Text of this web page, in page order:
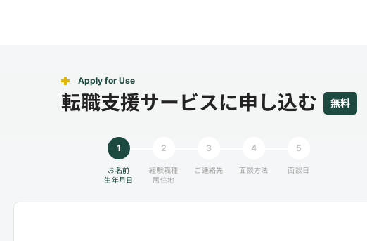
Apply for Use
転職支援サービスに申し込む 無料
1
お名前
生年月日
2
経験職種
居住地
3
ご連絡先
4
面談方法
5
面談日